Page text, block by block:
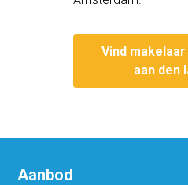
Vind
aan den
Aanbod